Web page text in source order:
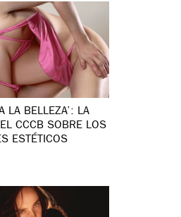
LA BELLEZA’: LA
CCCB SOBRE LOS
ESTÉTICOS